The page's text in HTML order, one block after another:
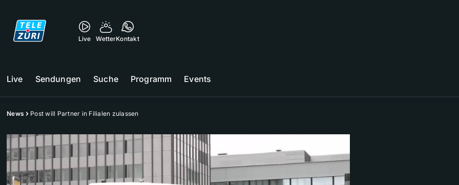
Live WetterKontakt
Live Sendungen Suche Programm Events
News Post will Partner in Filialen zulassen